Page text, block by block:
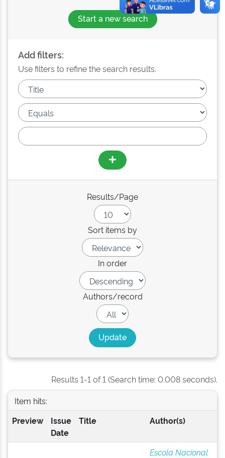
Start a new search
Add filters:
Use filters to refine the search results.
Results/Page
Sort items by
In order
Authors/record
Results 1-1 of 1 (Search time: 0.008 seconds).
Item hits:
Preview
Issue
Date
Title Author(s)
Escola Nacional